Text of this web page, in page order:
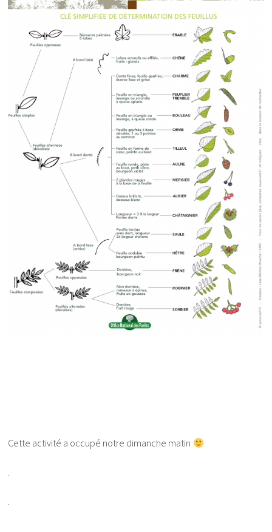
Cette activité a occupé notre dimanche matin
.
.